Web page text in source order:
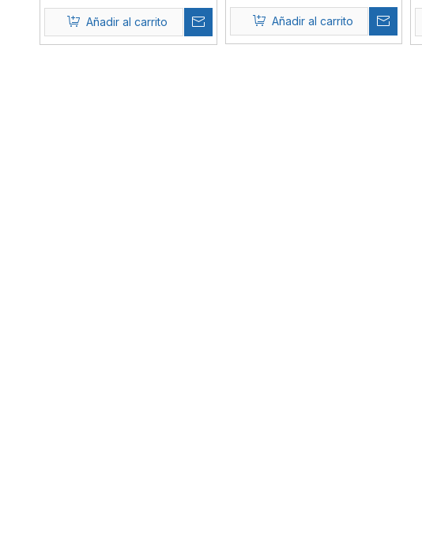
Añadir al carrito Añadir al carrito